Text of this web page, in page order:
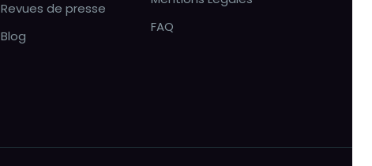
Revues de presse
Blog
FAQ